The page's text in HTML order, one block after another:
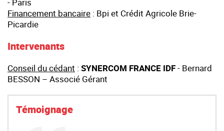
- Paris
Financement bancaire : Bpi et Crédit Agricole Brie-
Picardie
Intervenants
Conseil du cédant : SYNERCOM FRANCE IDF- Bernard
BESSON – Associé Gérant
Témoignage